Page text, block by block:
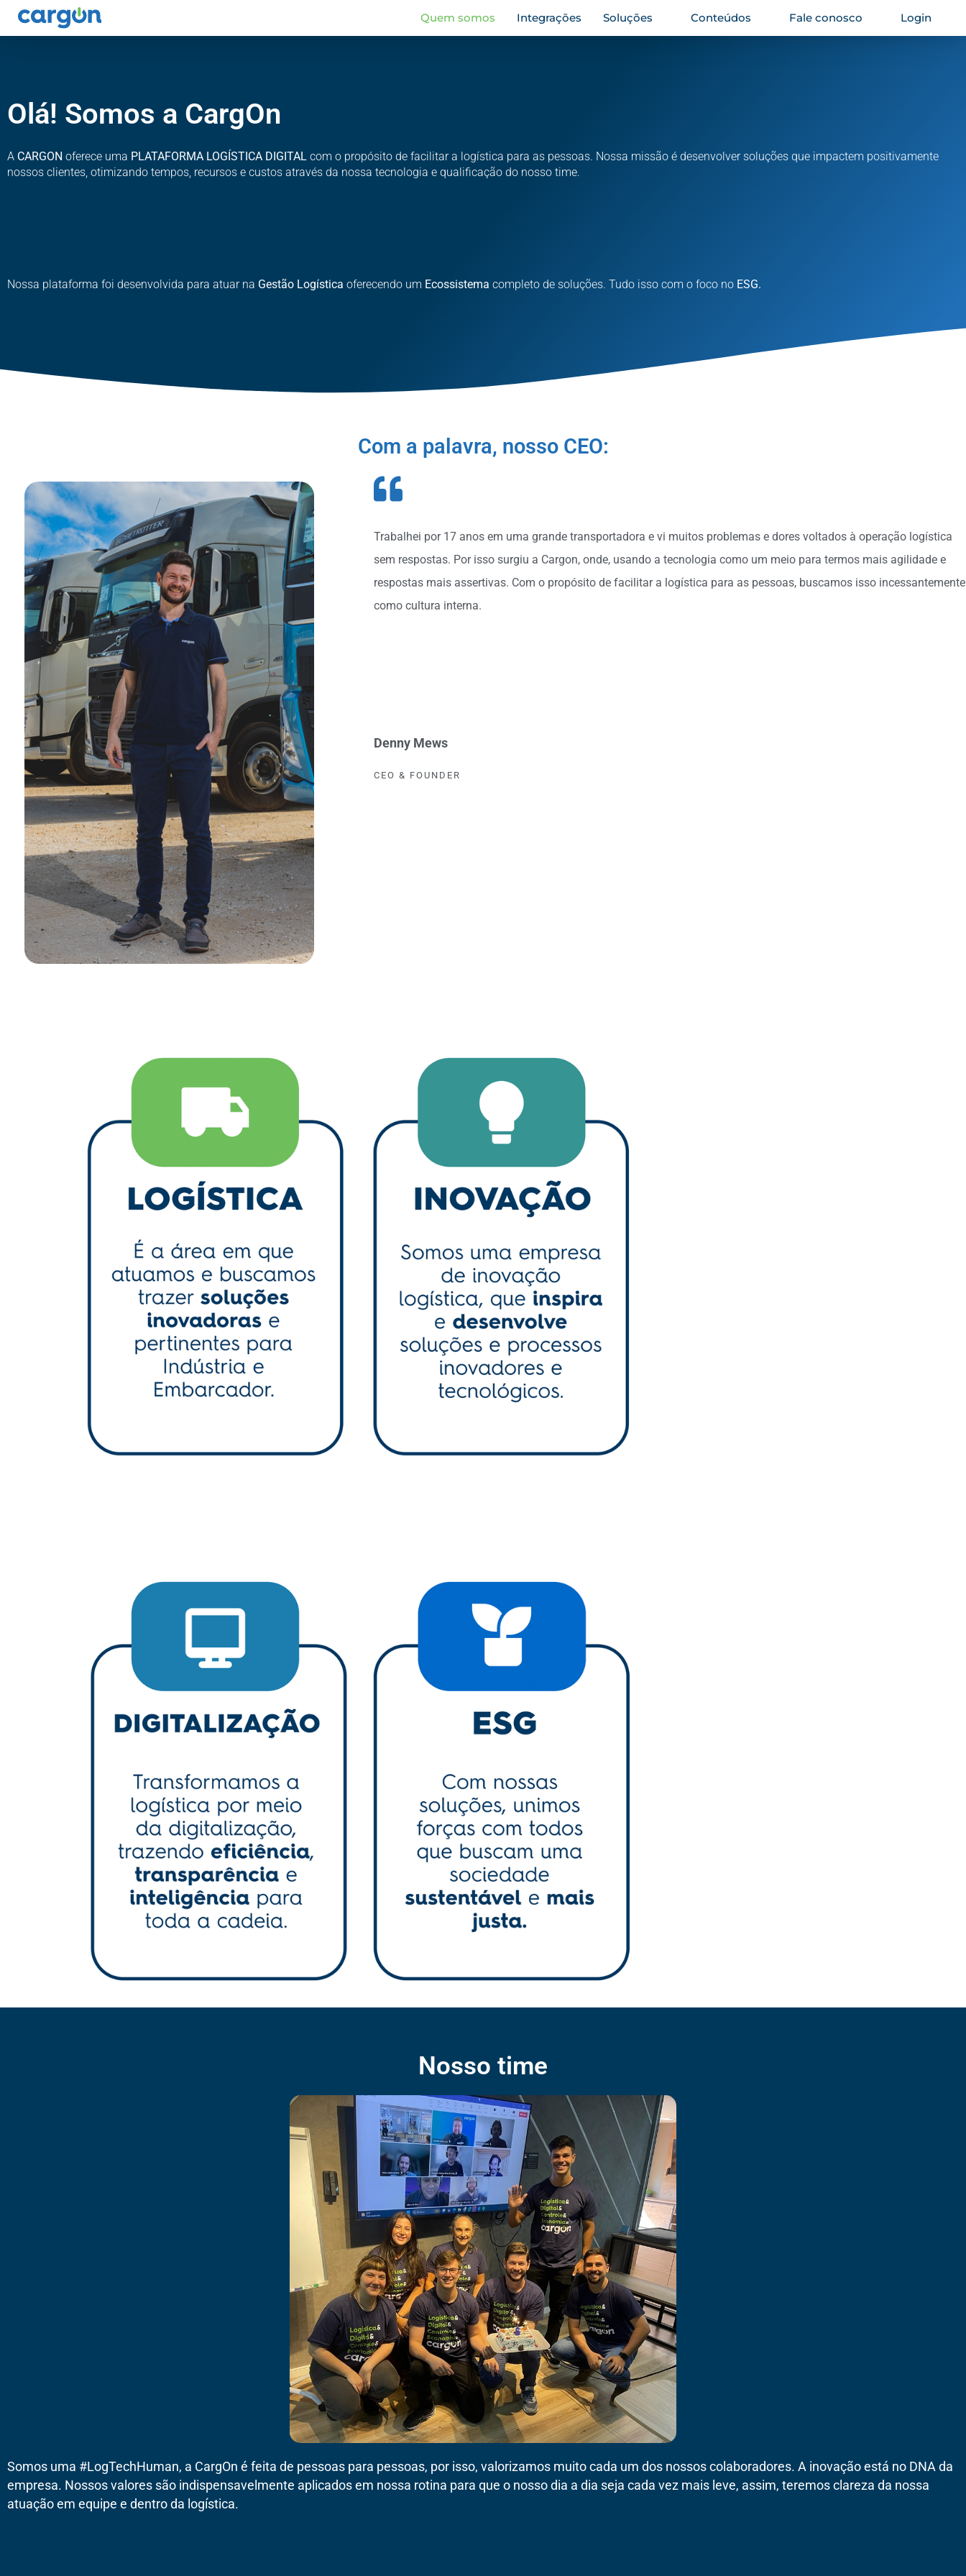
Quem somos Integrações Soluções Conteúdos Fale conosco Login
Olá! Somos a CargOn
A CARGON oferece uma PLATAFORMA LOGÍSTICA DIGITAL com o propósito de facilitar a logística para as pessoas. Nossa missão é desenvolver soluções que impactem positivamente
nossos clientes, otimizando tempos, recursos e custos através da nossa tecnologia e qualificação do nosso time.
Nossa plataforma foi desenvolvida para atuar na Gestão Logística oferecendo um Ecossistema completo de soluções. Tudo isso com o foco no ESG.
Com a palavra, nosso CEO:
Trabalhei por 17 anos em uma grande transportadora e vi muitos problemas e dores voltados à operação logística
sem respostas. Por isso surgiu a Cargon, onde, usando a tecnologia como um meio para termos mais agilidade e
respostas mais assertivas. Com o propósito de facilitar a logística para as pessoas, buscamos isso incessantemente
como cultura interna.
Denny Mews
CEO & FOUNDER
Nosso time
Somos uma #LogTechHuman, a CargOn é feita de pessoas para pessoas, por isso, valorizamos muito cada um dos nossos colaboradores. A inovação está no DNA da
empresa. Nossos valores são indispensavelmente aplicados em nossa rotina para que o nosso dia a dia seja cada vez mais leve, assim, teremos clareza da nossa
atuação em equipe e dentro da logística.